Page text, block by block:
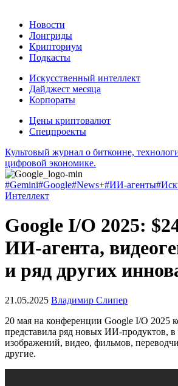
Новости
Лонгриды
Крипториум
Подкасты
Искусственный интеллект
Дайджест месяца
Корпораты
Цены криптовалют
Спецпроекты
Культовый журнал о биткоине,
цифровой экономике.
#Gemini#Google#News+#ИИ-агенты
Интеллект
Google I/O 2025:
ИИ-агента,
и ряд других
21.05.2025 Владимир Слипер
20 мая на конференции Google I/O 2025
представила ряд новых ИИ-продуктов, в
изображений, видео, фильмов,
другие.